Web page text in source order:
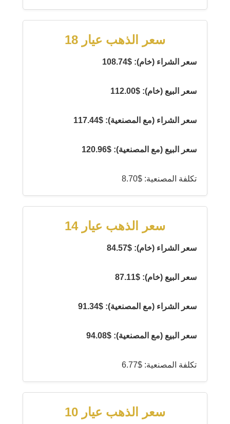
سعر الذهب عيار 18
سعر الشراء (خام): $108.74
سعر البيع (خام): $112.00
سعر الشراء (مع المصنعية): $117.44
سعر البيع (مع المصنعية): $120.96
تكلفة المصنعية: $8.70
سعر الذهب عيار 14
سعر الشراء (خام): $84.57
سعر البيع (خام): $87.11
سعر الشراء (مع المصنعية): $91.34
سعر البيع (مع المصنعية): $94.08
تكلفة المصنعية: $6.77
سعر الذهب عيار 10